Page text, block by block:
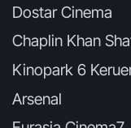
Dostar Cinema
Chaplin Khan
Kinopark 6
Arsenal